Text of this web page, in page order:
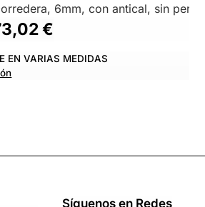
6mm, con antical, sin
€
EN VARIAS MEDIDAS
Síguenos en Redes